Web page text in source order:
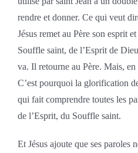
rendre et donner. Ce qui veut
Jésus remet au Père son esprit
Souffle saint, de l’Esprit de
va. Il retourne au Père. Mais,
C’est pourquoi la glorification
qui fait comprendre toutes les
de l’Esprit, du Souffle saint.
Et Jésus ajoute que ses paroles